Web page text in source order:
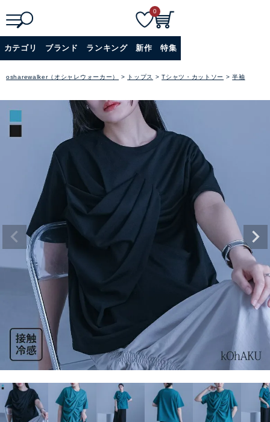
詳細検索
0
カテゴリ ブランド ランキング 新作 特集
osharewalker（オシャレウォーカー） トップス Tシャツ・カットソー 半袖